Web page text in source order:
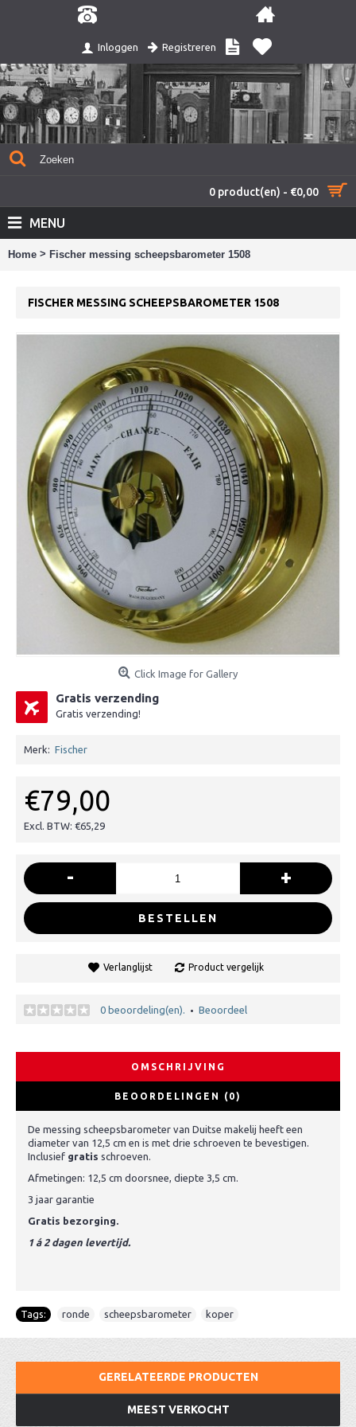
Inloggen Registreren
0 product(en) - €0,00
MENU
Home > Fischer messing scheepsbarometer 1508
FISCHER MESSING SCHEEPSBAROMETER 1508
Click Image for Gallery
Gratis verzending
Gratis verzending!
Merk: Fischer
€79,00
Excl. BTW: €65,29
- +
BESTELLEN
Verlanglijst Product vergelijk
0 beoordeling(en). • Beoordeel
OMSCHRIJVING
BEOORDELINGEN (0)
De messing scheepsbarometer van Duitse makelij heeft een
diameter van 12,5 cm en is met drie schroeven te bevestigen.
Inclusief gratis schroeven.
Afmetingen: 12,5 cm doorsnee, diepte 3,5 cm.
3 jaar garantie
Gratis bezorging.
1 á 2 dagen levertijd.
Tags: ronde scheepsbarometer koper
GERELATEERDE PRODUCTEN
MEEST VERKOCHT